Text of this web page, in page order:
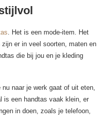
. Het is een mode-item. Het
er in veel soorten, maten en
die bij jou en je kleding
naar je werk gaat of uit eten,
is een handtas vaak klein, er
in doen, zoals je telefoon,